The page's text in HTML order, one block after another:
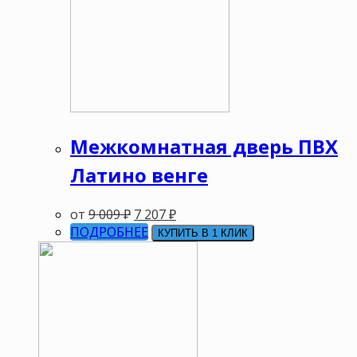
Межкомнатная дверь ПВХ
Латино венге
от 9 009₽ 7 207₽
ПОДРОБНЕЕ
КУПИТЬ В 1 КЛИК